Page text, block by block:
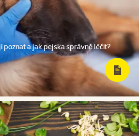
poznat a jak pejska správně léčit?